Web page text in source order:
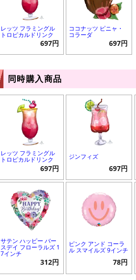
レッツ フラミングル
トロピカルドリンク
697円
ココナッツ ピニャ・
コラーダ
697円
同時購入商品
レッツ フラミングル
トロピカルドリンク
697円
ジンフィズ
697円
サテン ハッピー バー
スデイ フローラルズ 1
7インチ
312円
ピンク アンド コーラ
ル スマイルズ 9インチ
78円